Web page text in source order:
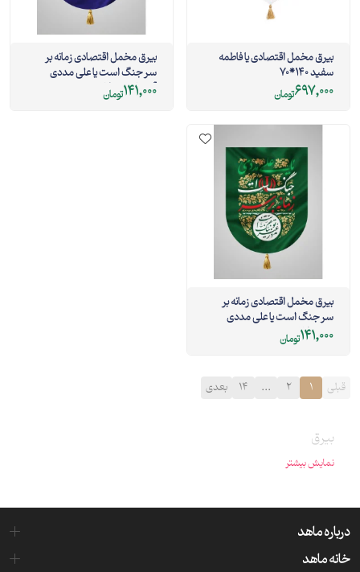
بیرق مخمل اقتصادی یا فاطمه
سفید 140*70
697,000تومان
بیرق مخمل اقتصادی زمانه بر
سر جنگ است یا علی مددی
آبی کاربنی 35*50
141,000تومان
بیرق مخمل اقتصادی زمانه بر
سر جنگ است یا علی مددی
سبز 35*50
141,000تومان
قبلی 1
2
...
14 بعدی
بیرق
نمایش بیشتر
درباره ماهد
خانه ماهد